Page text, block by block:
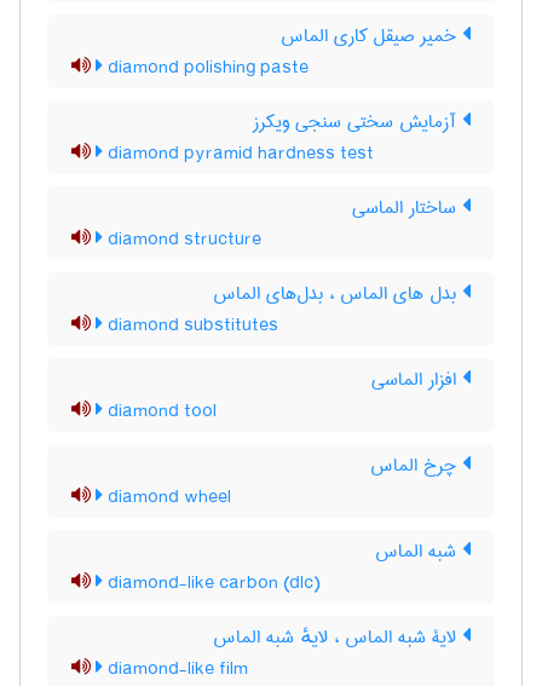
خمیر صیقل کاری الماس
diamond polishing paste
آزمایش سختی سنجی ویکرز
diamond pyramid hardness test
ساختار الماسی
diamond structure
بدل های الماس ، بدل‌های الماس
diamond substitutes
افزار الماسی
diamond tool
چرخ الماس
diamond wheel
شبه الماس
diamond-like carbon (dlc)
لایۀ شبه الماس ، لایهٔ شبه الماس
diamond-like film